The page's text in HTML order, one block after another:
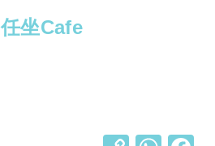
任坐Cafe